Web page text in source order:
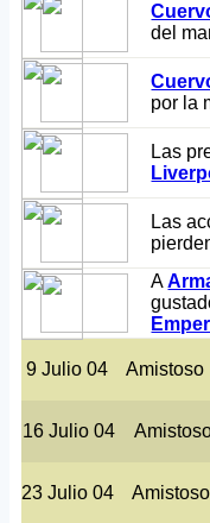
del
por la
Las
Las
A
9 Julio 04 Amistoso
16 Julio 04
23 Julio 04 Amistoso